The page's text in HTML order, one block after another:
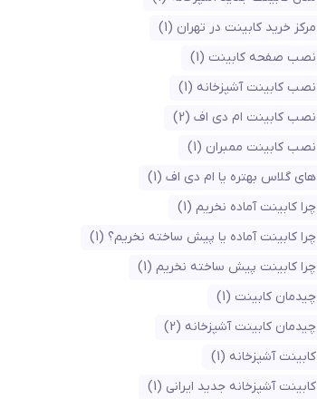
مرکز خرید کابینت در تهران (1)
نصب صفحه کابینت (1)
نصب کابینت آشپزخانه (1)
نصب کابینت ام دی اف (2)
نصب کابینت ممبران (1)
های گلاس بهتره یا ام دی اف (1)
چرا کابینت آماده نخریم (1)
چرا کابینت آماده یا پیش ساخته نخریم؟ (1)
چرا کابینت پیش ساخته نخریم (1)
چیدمان کابینت (1)
چیدمان کابینت آشپزخانه (2)
کابینت آشپزخانه (1)
کابینت آشپزخانه جدید ایرانی (1)